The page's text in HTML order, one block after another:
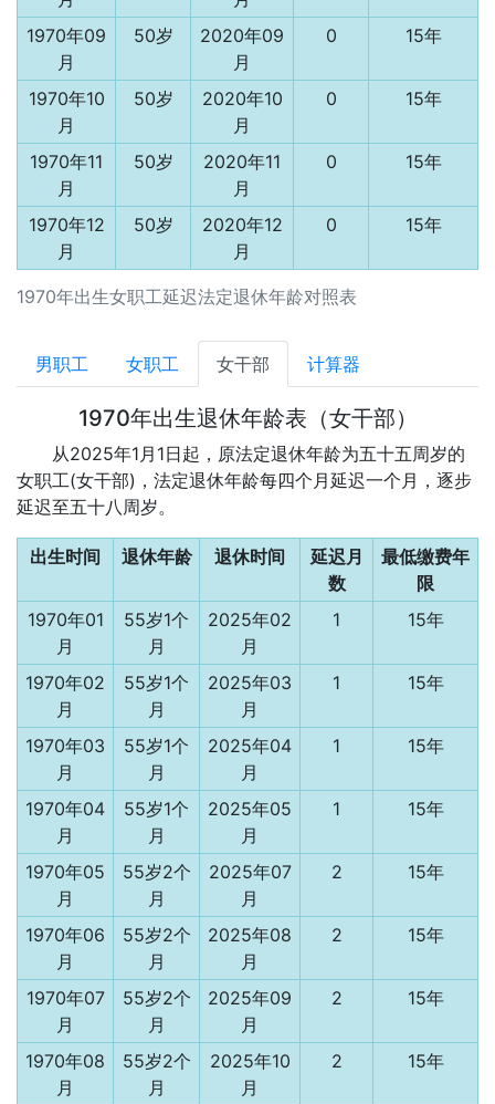
1970年出生女职工延迟法定退休年龄对照表
1970年09
月
50岁
2020年09
月
0 15年
1970年10
月
50岁
2020年10
月
0 15年
1970年11
月
50岁
2020年11
月
0 15年
1970年12
月
50岁
2020年12
月
0 15年
男职工 女职工 女干部 计算器
1970年出生退休年龄表（女干部）
从2025年1月1日起，原法定退休年龄为五十五周岁的
女职工(女干部)，法定退休年龄每四个月延迟一个月，逐步
延迟至五十八周岁。
出生时间 退休年龄 退休时间
延迟月
数
最低缴费年
限
1970年01
月
55岁1个
月
2025年02
月
1 15年
1970年02
月
55岁1个
月
2025年03
月
1 15年
1970年03
月
55岁1个
月
2025年04
月
1 15年
1970年04
月
55岁1个
月
2025年05
月
1 15年
1970年05
月
55岁2个
月
2025年07
月
2 15年
1970年06
月
55岁2个
月
2025年08
月
2 15年
1970年07
月
55岁2个
月
2025年09
月
2 15年
1970年08
月
55岁2个
月
2025年10
月
2 15年